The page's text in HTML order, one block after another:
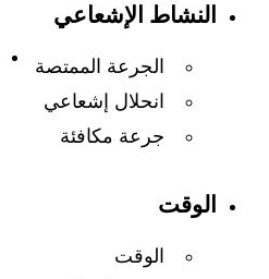
النشاط الإشعاعي
الجرعة الممتصة
انحلال إشعاعي
جرعة مكافئة
الوقت
الوقت